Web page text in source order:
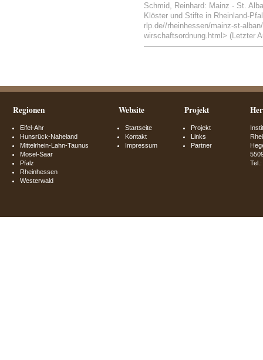
Schmid, Reinhard: Mainz - St.
Klöster und Stifte in Rheinland-
rlp.de//rheinhessen/mainz-st-
wirschaftsordnung.html> (Letzter
Regionen
Eifel-Ahr
Hunsrück-Naheland
Mittelrhein-Lahn-Taunus
Mosel-Saar
Pfalz
Rheinhessen
Westerwald
Website
Startseite
Kontakt
Impressum
Projekt
Projekt
Links
Partner